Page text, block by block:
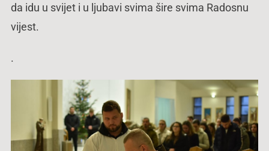
da idu u svijet i u ljubavi svima šire svima Radosnu
vijest.
.